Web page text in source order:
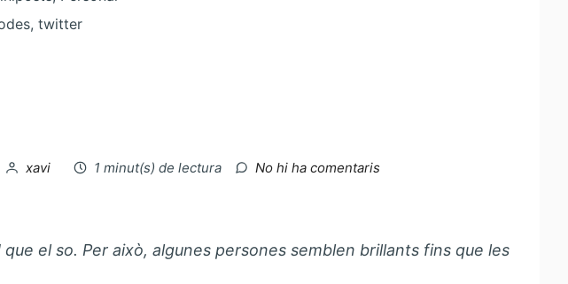
twitter
per
xavi 1 minut(s) de lectura No hi ha comentaris
que el so. Per això, algunes persones semblen brillants fins que les